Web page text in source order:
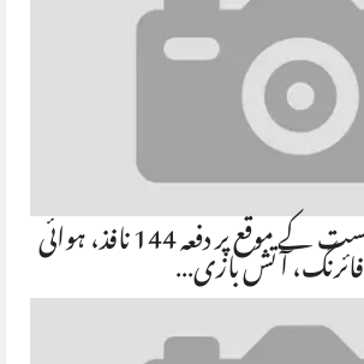
پشاور میں 14 اگست کے موقع پر دفعہ 144 نافذ، ہوائی فائرنگ، آتش بازی…